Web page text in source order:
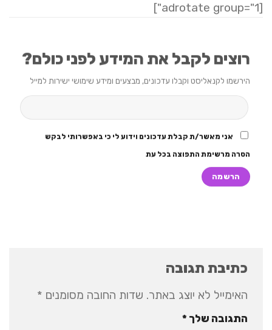
[adrotate group="1"]
רוצים לקבל את המידע לפני כולם?
הירשמו לקנאליסט וקבלו עדכונים, מבצעים ומידע שימושי ישירות למייל
אני מאשר/ת קבלת עדכונים וידוע לי כי באפשרותי לבקש
הסרה מרשימת התפוצה בכל עת
כתיבת תגובה
האימייל לא יוצג באתר. שדות החובה מסומנים *
התגובה שלך *